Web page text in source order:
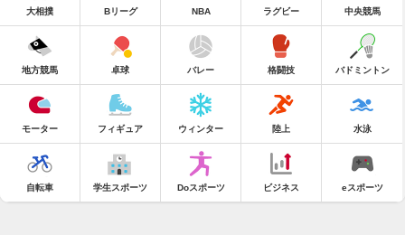
大相撲 Bリーグ NBA ラグビー 中央競馬
地方競馬 卓球 バレー 格闘技 バドミントン
モーター フィギュア ウィンター 陸上 水泳
自転車 学生スポーツ Doスポーツ ビジネス eスポーツ